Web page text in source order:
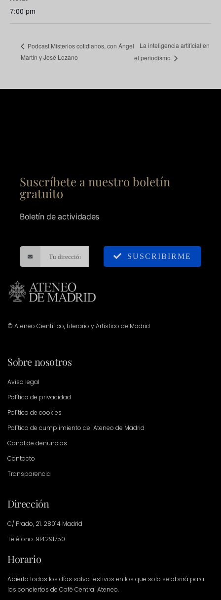
7:00 pm
Podcast Misterios cotidianos, con Ángel
Martín y José Lozano
La inteligencia artificial en
el periodismo
Suscríbete a nuestro boletín
gratuito
Boletín de actividades
SUSCRIBIRME
© Ateneo Científico, Literario y Artístico de Madrid
Sobre nosotros
Aviso legal
Política de privacidad
Política de cookies
Política de cumplimiento del Ateneo de Madrid
Canal de denuncias
Contacto
Transparencia
Dirección
C/ Prado, 21. 28014 Madrid
Teléfono: 914291750
Horario
Abierto todos los días salvo festivos en los que solo se abrirá para
los conciertos de Café Central Ateneo.